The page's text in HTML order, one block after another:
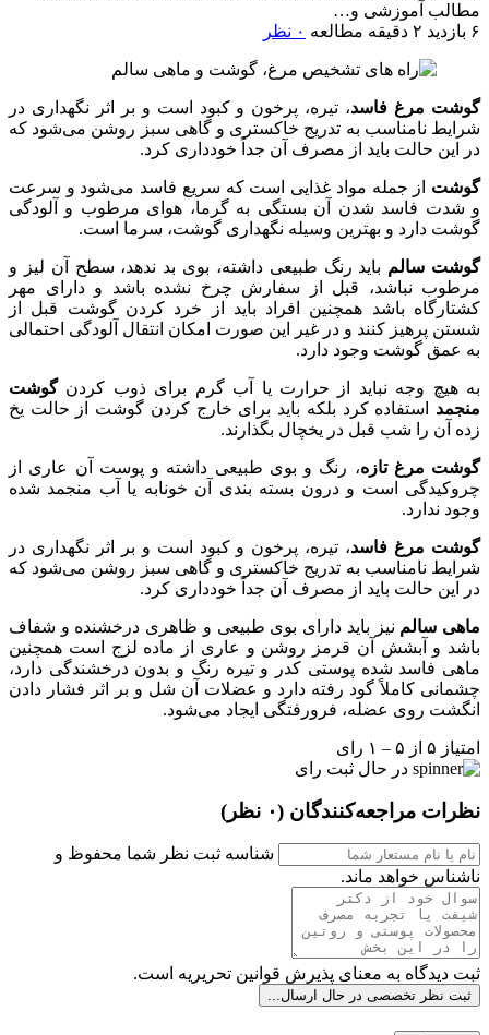
مطالب آموزشی و…
۶ بازدید
۲ دقیقه مطالعه ۰ نظر
گوشت مرغ فاسد، تیره، پرخون و کبود است و بر اثر نگهداری در
شرایط نامناسب به تدریج خاکستری و گاهی سبز روشن می‌شود که
در این حالت باید از مصرف آن جداً خودداری کرد.
گوشت از جمله مواد غذایی است که سریع فاسد می‌شود و سرعت
و شدت فاسد شدن آن بستگی به گرما، هوای مرطوب و آلودگی
گوشت دارد و بهترین وسیله نگهداری گوشت، سرما است.
گوشت سالم باید رنگ طبیعی داشته، بوی بد ندهد، سطح آن لیز و
مرطوب نباشد، قبل از سفارش چرخ نشده باشد و دارای مهر
کشتارگاه باشد همچنین افراد باید از خرد کردن گوشت قبل از
شستن پرهیز کنند و در غیر این صورت امکان انتقال آلودگی احتمالی
به عمق گوشت وجود دارد.
به هیچ وجه نباید از حرارت یا آب گرم برای ذوب کردنگوشت
منجمد استفاده کرد بلکه باید برای خارج کردن گوشت از حالت یخ
زده آن را شب قبل در یخچال بگذارند.
گوشت مرغ تازه، رنگ و بوی طبیعی داشته و پوست آن عاری از
چروکیدگی است و درون بسته بندی آن خونابه یا آب منجمد شده
وجود ندارد.
گوشت مرغ فاسد، تیره، پرخون و کبود است و بر اثر نگهداری در
شرایط نامناسب به تدریج خاکستری و گاهی سبز روشن می‌شود که
در این حالت باید از مصرف آن جداً خودداری کرد.
ماهی سالم نیز باید دارای بوی طبیعی و ظاهری درخشنده و شفاف
باشد و آبشش آن قرمز روشن و عاری از ماده لزج است همچنین
ماهی فاسد شده پوستی کدر و تیره رنگ و بدون درخشندگی دارد،
چشمانی کاملاً گود رفته دارد و عضلات آن شل و بر اثر فشار دادن
انگشت روی عضله،‌ فرورفتگی ایجاد می‌شود.
امتیاز ۵ از ۵ – ۱ رای
در حال ثبت رای
نظرات مراجعه‌کنندگان (۰ نظر)
شناسه ثبت نظر شما محفوظ و
ناشناس خواهد ماند.
ثبت دیدگاه به معنای پذیرش قوانین تحریریه است.
ثبت نظر تخصصی در حال ارسال...